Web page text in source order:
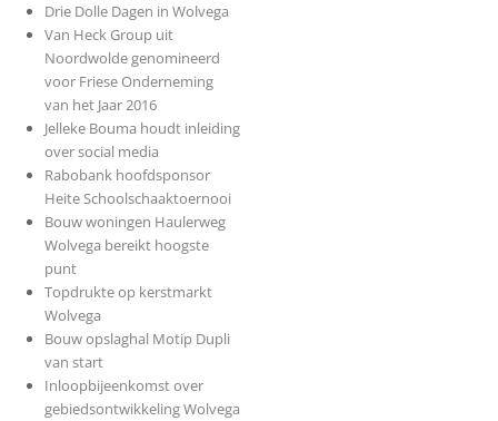
Drie Dolle Dagen in Wolvega
Van Heck Group uit
Noordwolde genomineerd
voor Friese Onderneming
van het Jaar 2016
Jelleke Bouma houdt inleiding
over social media
Rabobank hoofdsponsor
Heite Schoolschaaktoernooi
Bouw woningen Haulerweg
Wolvega bereikt hoogste
punt
Topdrukte op kerstmarkt
Wolvega
Bouw opslaghal Motip Dupli
van start
Inloopbijeenkomst over
gebiedsontwikkeling Wolvega